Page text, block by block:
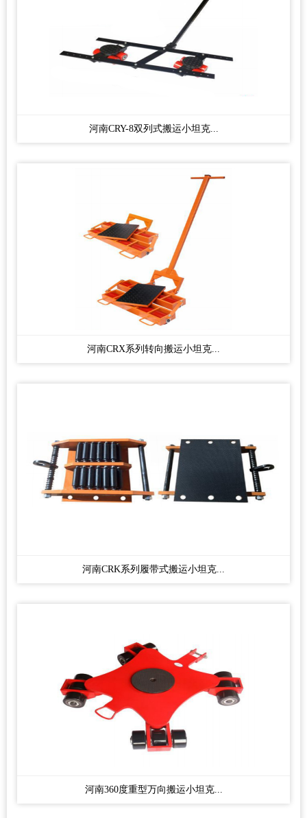
河南CRY-8双列式搬运小坦克...
河南CRX系列转向搬运小坦克...
河南CRK系列履带式搬运小坦克...
河南360度重型万向搬运小坦克...